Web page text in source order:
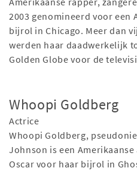
2003 genomineerd voor een
bijrol in Chicago. Meer dan
werden haar daadwerkelijk
Golden Globe voor de
Whoopi Goldberg
Actrice
Whoopi Goldberg,
Johnson is een
Oscar voor haar bijrol in